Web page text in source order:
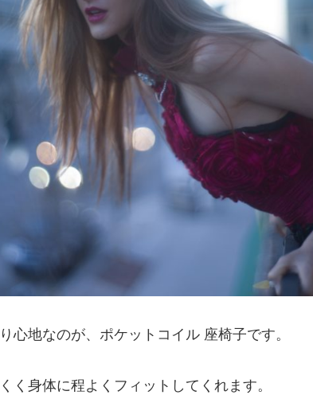
心地なのが、ポケットコイル 座椅子です。
く身体に程よくフィットしてくれます。